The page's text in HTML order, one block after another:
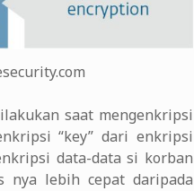
saat mengenkripsi
“key” dari enkripsi
data-data si korban
nya lebih cepat daripada